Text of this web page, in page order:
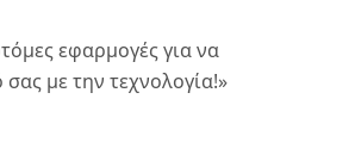
εφαρμογές για να
με την τεχνολογία!»